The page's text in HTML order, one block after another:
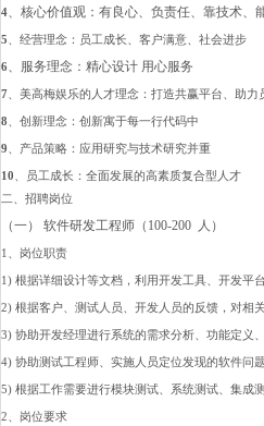
4、核心价值观：有良心、负责任、靠技术、
5 、经营理念：员工成长、客户满意、社会进步
6、服务理念：精心设计 用心服务
7 、美高梅娱乐的人才理念：打造共赢平台、助
8 、创新理念：创新寓于每一行代码中
9 、产品策略：应用研究与技术研究并重
10 、员工成长：全面发展的高素质复合型人才
二、招聘岗位
（一） 软件研发工程师（100-200 人）
1、岗位职责
1) 根据详细设计等文档，利用开发工具、开发平
2) 根据客户、测试人员、开发人员的反馈，对相
3) 协助开发经理进行系统的需求分析、功能定义
4) 协助测试工程师、实施人员定位发现的软件问
5) 根据工作需要进行模块测试、系统测试、集成
2、岗位要求